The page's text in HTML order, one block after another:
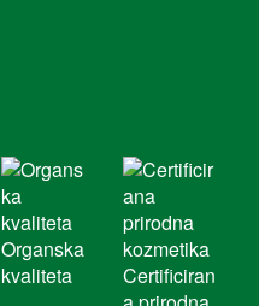
Organska
kvaliteta
Certificiran